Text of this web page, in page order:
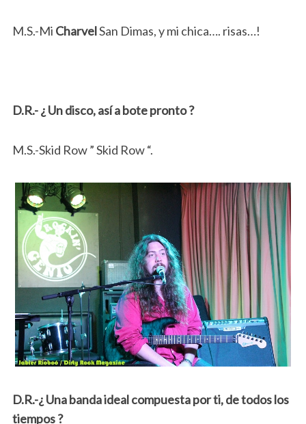
M.S.-Mi CharvelSan Dimas, y mi chica…. risas…!
D.R.- ¿ Un disco, así a bote pronto ?
M.S.-Skid Row ” Skid Row “.
D.R.-¿ Una banda ideal compuesta por ti, de todos los
tiempos ?